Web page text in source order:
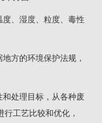
、湿度、粒度、毒性
方的环境保护法规，
处理目标，从各种废
工艺比较和优化，